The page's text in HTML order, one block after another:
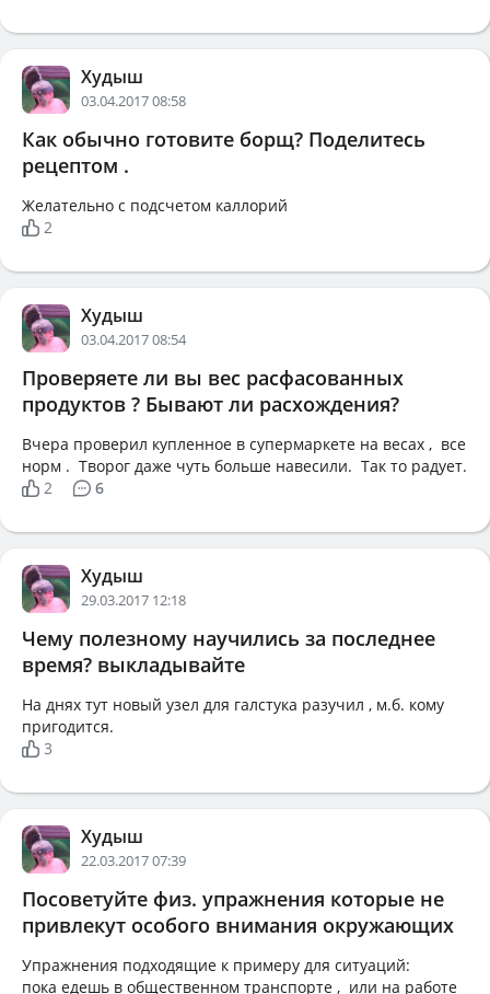
Худыш
03.04.2017 08:58
Как обычно готовите борщ? Поделитесь
рецептом .
Желательно с подсчетом каллорий
2
Худыш
03.04.2017 08:54
Проверяете ли вы вес расфасованных
продуктов ? Бывают ли расхождения?
Вчера проверил купленное в супермаркете на весах , все
норм . Творог даже чуть больше навесили. Так то радует.
2
6
Худыш
29.03.2017 12:18
Чему полезному научились за последнее
время? выкладывайте
На днях тут новый узел для галстука разучил , м.б. кому
пригодится.
3
Худыш
22.03.2017 07:39
Посоветуйте физ. упражнения которые не
привлекут особого внимания окружающих
Упражнения подходящие к примеру для ситуаций:
пока едешь в общественном транспорте , или на работе